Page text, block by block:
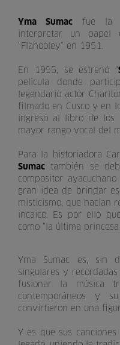
Yma Sumacfue la
interpretar un papel
“Flahooley” en 1951.
En 1955, se estrenó “
película donde
legendario actor
filmado en Cusco y en
ingresó al libro de los
mayor rango vocal del
Para la historiadora
Sumactambién se
compositor
gran idea de brindar
misticismo, que hacían
incaico. Es por ello
como “la última princesa
Yma Sumac es, sin
singulares y
fusionar la música
contemporáneos y
convirtieron en una
Y es que sus